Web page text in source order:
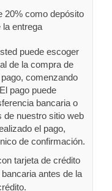
20% como depósito
la entrega
puede escoger
de la compra de
comenzando
pago puede
bancaria o
de nuestro sitio web
el pago,
de confirmación.
tarjeta de crédito
antes de la